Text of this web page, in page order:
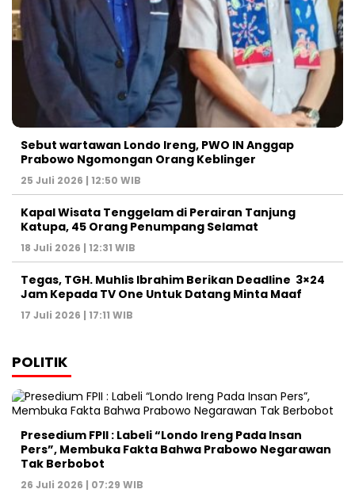
Sebut wartawan Londo Ireng, PWO IN Anggap
Prabowo Ngomongan Orang Keblinger
25 Juli 2026 | 12:50 WIB
Kapal Wisata Tenggelam di Perairan Tanjung
Katupa, 45 Orang Penumpang Selamat
18 Juli 2026 | 12:31 WIB
Tegas, TGH. Muhlis Ibrahim Berikan Deadline 3×24
Jam Kepada TV One Untuk Datang Minta Maaf
17 Juli 2026 | 17:11 WIB
POLITIK
Presedium FPII : Labeli “Londo Ireng Pada Insan
Pers”, Membuka Fakta Bahwa Prabowo Negarawan
Tak Berbobot
26 Juli 2026 | 07:29 WIB